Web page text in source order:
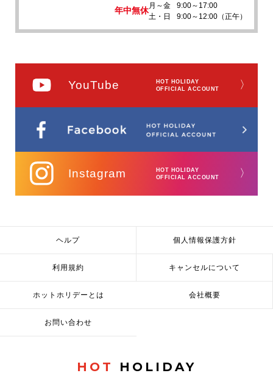
年中無休
月～金
9:00～17:00
土・日
9:00～12:00（正午）
YouTube
HOT HOLIDAY
OFFICIAL ACCOUNT
〉
Instagram
HOT HOLIDAY
OFFICIAL ACCOUNT
〉
ヘルプ 個人情報保護方針
利用規約 キャンセルについて
ホットホリデーとは 会社概要
お問い合わせ
HOT HOLIDAY